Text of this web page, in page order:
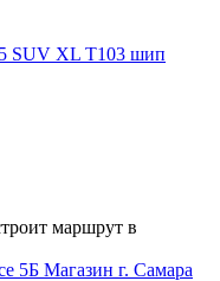
маршрут в
5Б Магазин г. Самара